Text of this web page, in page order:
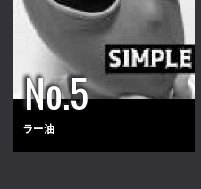
ラー油